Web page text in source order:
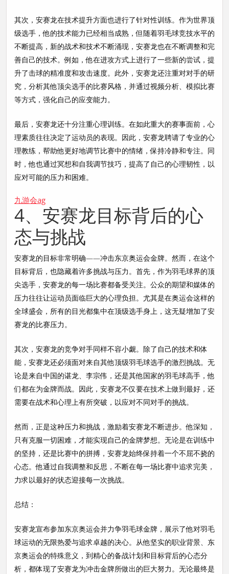
其次，安赛龙在技术提升方面也进行了针对性训练。作为世界顶
级选手，他的技术能力已经相当成熟，但随着羽毛球竞技水平的
不断提高，新的战术和技术不断涌现，安赛龙也在不断调整和完
善自己的技术。例如，他在进攻方式上进行了一些新的尝试，提
升了击球的精准度和攻击速度。此外，安赛龙还注重对对手的研
究，分析其他顶尖选手的比赛风格，并通过视频分析、模拟比赛
等方式，强化自己的应变能力。
最后，安赛龙还十分注重心理训练。在如此重大的赛事面前，心
理素质往往决定了运动员的表现。因此，安赛龙聘请了专业的心
理教练，帮助他更好地调节比赛中的情绪，保持冷静和专注。同
时，他也通过冥想和自我调节技巧，提高了自己的心理韧性，以
应对可能的压力和困难。
九游会ag
4、安赛龙目标背后的心
态与挑战
安赛龙的目标非常明确——冲击东京奥运会金牌。然而，在这个
目标背后，也隐藏着许多挑战与压力。首先，作为羽毛球界的顶
尖选手，安赛龙的每一场比赛都备受关注。公众的期望和媒体的
压力往往让运动员面临巨大的心理负担。尤其是在奥运会这样的
全球盛会，所有的目光都集中在顶级选手身上，这无疑增加了安
赛龙的比赛压力。
其次，安赛龙的竞争对手同样不容小觑。除了自己的技术和体
能，安赛龙还必须面对来自其他顶级羽毛球选手的激烈挑战。无
论是来自中国的谌龙、李宗伟，还是其他国家的羽毛球高手，他
们都在为金牌而战。因此，安赛龙不仅要在技术上做到最好，还
需要在战术和心理上有所突破，以应对不同对手的挑战。
然而，正是这种压力和挑战，激励着安赛龙不断进步。他深知，
只有克服一切困难，才能实现自己的金牌梦想。无论是在训练中
的坚持，还是比赛中的拼搏，安赛龙始终保持着一个不屈不挠的
心态。他通过自我调整和反思，不断在每一场比赛中追求完美，
力求以最好的状态迎接每一次挑战。
总结：
安赛龙宣布参加东京奥运会并力争羽毛球金牌，展示了他对羽毛
球运动的无限热爱与追求卓越的决心。从他坚实的职业背景、东
京奥运会的特殊意义，到精心的备战计划和目标背后的心态分
析，都体现了安赛龙为冲击金牌所做出的巨大努力。无论最终是